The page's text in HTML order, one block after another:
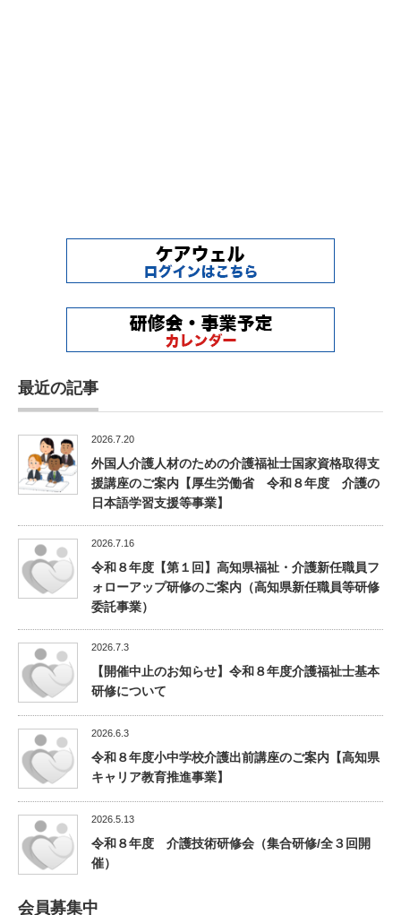
最近の記事
2026.7.20
外国人介護人材のための介護福祉士国家資格取得支
援講座のご案内【厚生労働省 令和８年度 介護の
日本語学習支援等事業】
2026.7.16
令和８年度【第１回】高知県福祉・介護新任職員フ
ォローアップ研修のご案内（高知県新任職員等研修
委託事業）
2026.7.3
【開催中止のお知らせ】令和８年度介護福祉士基本
研修について
2026.6.3
令和８年度小中学校介護出前講座のご案内【高知県
キャリア教育推進事業】
2026.5.13
令和８年度 介護技術研修会（集合研修/全３回開
催）
会員募集中